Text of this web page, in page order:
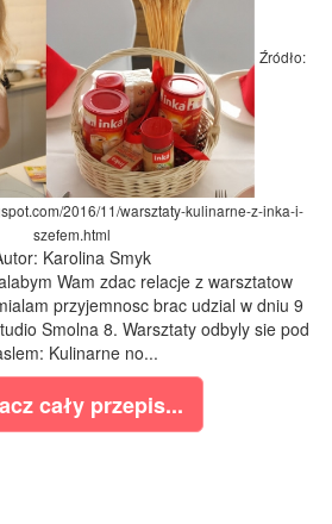
Źródło:
2016/11/warsztaty-kulinarne-z-inka-i-
szefem.html
Karolina Smyk
Wam zdac relacje z warsztatow
przyjemnosc brac udzial w dniu 9
Smolna 8. Warsztaty odbyly sie pod
Kulinarne no...
cały przepis...